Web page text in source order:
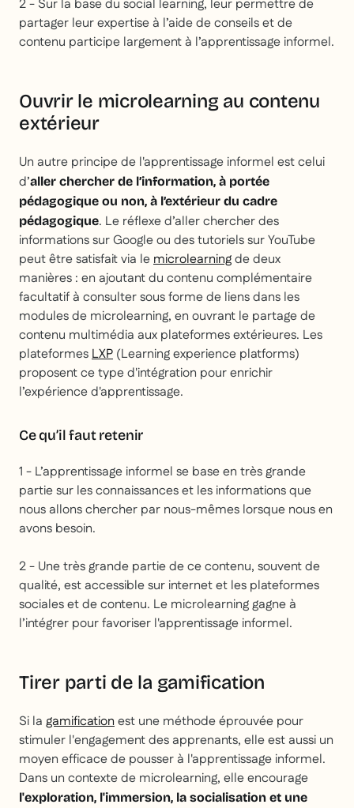
2 - Sur la base du social learning, leur permettre de
partager leur expertise à l’aide de conseils et de
contenu participe largement à l’apprentissage informel.
Ouvrir le microlearning au contenu
extérieur
Un autre principe de l'apprentissage informel est celui
d’aller chercher de l’information, à portée
pédagogique ou non, à l’extérieur du cadre
pédagogique. Le réflexe d’aller chercher des
informations sur Google ou des tutoriels sur YouTube
peut être satisfait via lemicrolearningde deux
manières : en ajoutant du contenu complémentaire
facultatif à consulter sous forme de liens dans les
modules de microlearning, en ouvrant le partage de
contenu multimédia aux plateformes extérieures. Les
plateformesLXP (Learning experience platforms)
proposent ce type d'intégration pour enrichir
l’expérience d'apprentissage.
Ce qu’il faut retenir
1 - L’apprentissage informel se base en très grande
partie sur les connaissances et les informations que
nous allons chercher par nous-mêmes lorsque nous en
avons besoin.
2 - Une très grande partie de ce contenu, souvent de
qualité, est accessible sur internet et les plateformes
sociales et de contenu. Le microlearning gagne à
l’intégrer pour favoriser l'apprentissage informel.
Tirer parti de la gamification
Si la gamificationest une méthode éprouvée pour
stimuler l'engagement des apprenants, elle est aussi un
moyen efficace de pousser à l'apprentissage informel.
Dans un contexte de microlearning, elle encourage
l'exploration, l'immersion, la socialisation et une